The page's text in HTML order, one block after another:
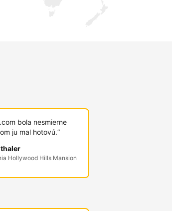
bola nesmierne
ju mal hotovú.“
Hollywood Hills Mansion